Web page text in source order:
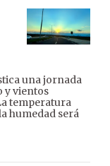
una jornada
y vientos
temperatura
humedad será